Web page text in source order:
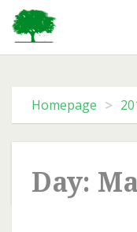
Skip
content
Homepage >
Day: